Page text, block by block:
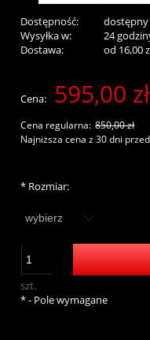
Dostępność:
dostępny
Wysyłka w:
24
Dostawa:
od 16,00
Cena nie zawiera
Cena: 595,00 zł
Cena regularna: 850,00 zł
Najniższa cena z 30 dni
* Rozmiar:
szt.
*- Pole wymagane